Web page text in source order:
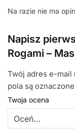
Na razie nie ma
Napisz
Rogami –
Twój adres e-mail
pola są oznaczone
Twoja ocena